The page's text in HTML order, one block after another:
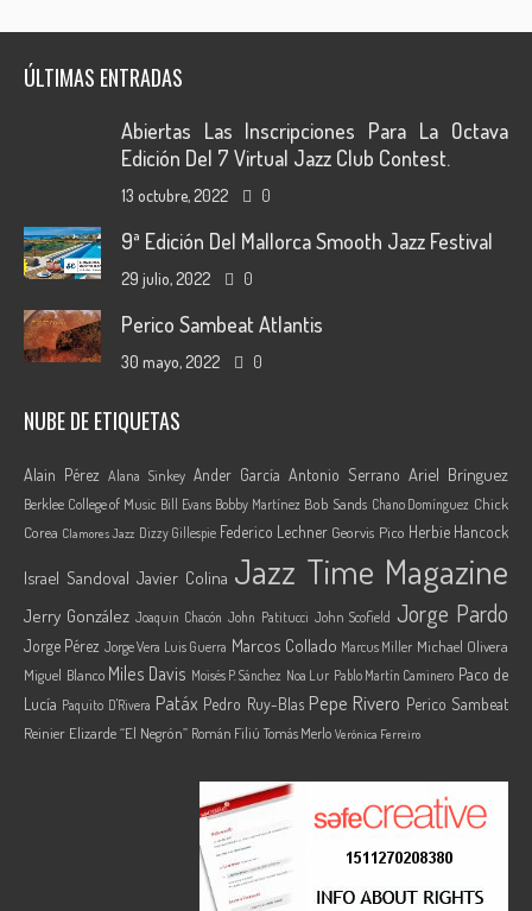
ÚLTIMAS ENTRADAS
Abiertas Las Inscripciones Para La Octava
Edición Del 7 Virtual Jazz Club Contest.
13 octubre, 2022 0
9ª Edición Del Mallorca Smooth Jazz Festival
29 julio, 2022 0
Perico Sambeat Atlantis
30 mayo, 2022 0
NUBE DE ETIQUETAS
Alain Pérez Alana Sinkey Ander García Antonio Serrano Ariel Brínguez
Berklee College of Music Bill Evans Bobby Martínez Bob Sands Chano Domínguez Chick
Corea Clamores Jazz Dizzy Gillespie Federico Lechner Georvis Pico Herbie Hancock
Israel Sandoval Javier Colina Jazz Time Magazine
Jerry González Joaquin Chacón John Patitucci John Scofield Jorge Pardo
Jorge Pérez Jorge Vera Luis Guerra Marcos Collado Marcus Miller Michael Olivera
Miguel Blanco Miles Davis Moisés P. Sánchez Noa Lur Pablo Martín Caminero Paco de
Lucía Paquito D'Rivera Patáx Pedro Ruy-Blas Pepe Rivero Perico Sambeat
Reinier Elizarde “El Negrón” Román Filiú Tomás Merlo Verónica Ferreiro